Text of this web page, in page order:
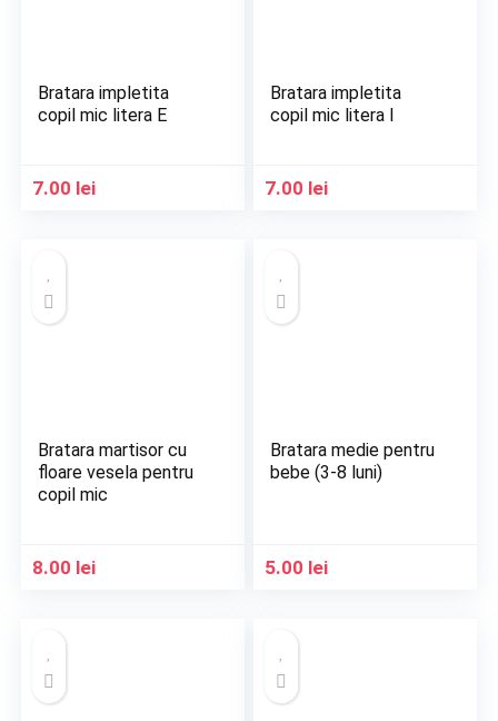
Bratara impletita
copil mic litera E
7.00 lei
Bratara impletita
copil mic litera I
7.00 lei
Bratara martisor cu
floare vesela pentru
copil mic
8.00 lei
Bratara medie pentru
bebe (3-8 luni)
5.00 lei